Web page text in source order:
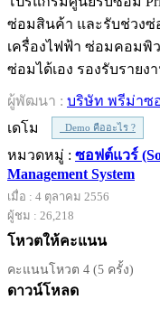
ซ่อมสินค้า และรับช่วงซ่
เครื่องไฟฟ้า ซ่อมคอมพิ
ซ่อมได้เอง รองรับรายง
ผู้พัฒนา : บริษัท พรีม่าซ
เดโม
Demo คืออะไร ?
หมวดหมู่ : ซอฟต์แวร์
Management System
เมื่อ : 4 ตุลาคม 2556
ผู้ชม : 26,218
โหวตให้คะแนน
คะแนนโหวต 4 (5 ครั้ง)
ดาวน์โหลด